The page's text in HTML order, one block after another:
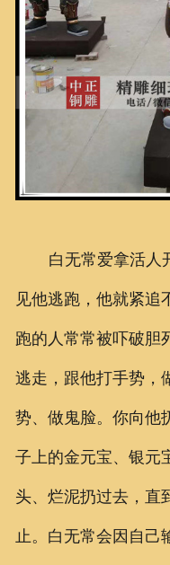
白无常爱拿活人
见他逃跑，他就紧追
跑的人常常被吓破胆
逃走，跟他打手势，
势、做鬼脸。你向他
子上的金元宝、银元
头、烂泥扔过去，直
止。白无常会因自己